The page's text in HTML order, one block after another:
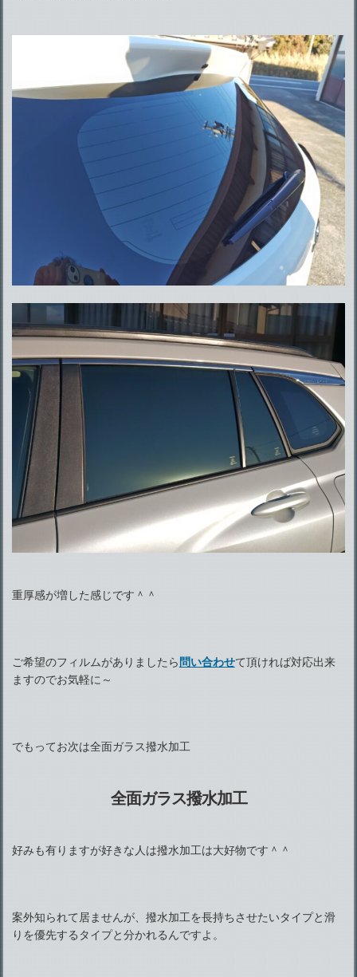
重厚感が増した感じです＾＾
ご希望のフィルムがありましたら 問い合わせて頂ければ対応出来
ますのでお気軽に～
でもってお次は全面ガラス撥水加工
全面ガラス撥水加工
好みも有りますが好きな人は撥水加工は大好物です＾＾
案外知られて居ませんが、撥水加工を長持ちさせたいタイプと滑
りを優先するタイプと分かれるんですよ。